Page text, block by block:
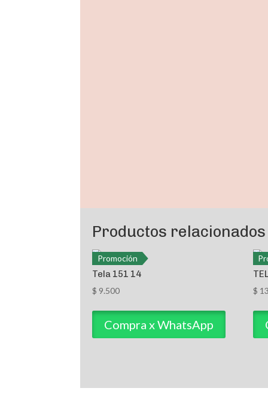
Productos relacionados
Promoción
Tela 151 14
$ 9.500
Compra x WhatsApp
$